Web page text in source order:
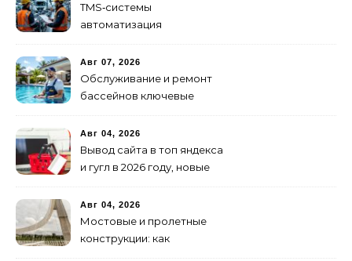
TMS‑системы
автоматизация
Авг 07, 2026
Обслуживание и ремонт
бассейнов ключевые
Авг 04, 2026
Вывод сайта в топ яндекса
и гугл в 2026 году, новые
Авг 04, 2026
Мостовые и пролетные
конструкции: как